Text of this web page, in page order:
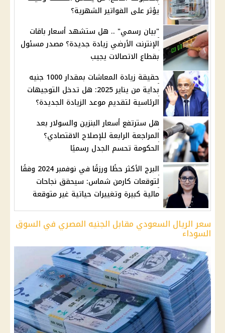
يؤثر على الفواتير الشهرية؟
"بيان رسمي" .. هل ستشهد أسعار باقات
الإنترنت الأرضي زيادة جديدة؟ مصدر مسئول
بقطاع الاتصالات يجيب
حقيقة زيادة المعاشات بمقدار 1000 جنيه
بداية من يناير 2025: هل تدخل التوجيهات
الرئاسية لتقديم موعد الزيادة الجديدة؟
هل سترتفع أسعار البنزين والسولار بعد
المراجعة الرابعة للإصلاح الاقتصادي؟
الحكومة تحسم الجدل رسميًا
البرج الأكثر حظًا ورزقًا في نوفمبر 2024 وفقًا
لتوقعات كارمن شماس: سيحقق نجاحات
مالية كبيرة وتغييرات حياتية غير متوقعة
سعر الريال السعودي مقابل الجنيه المصري في السوق
السوداء